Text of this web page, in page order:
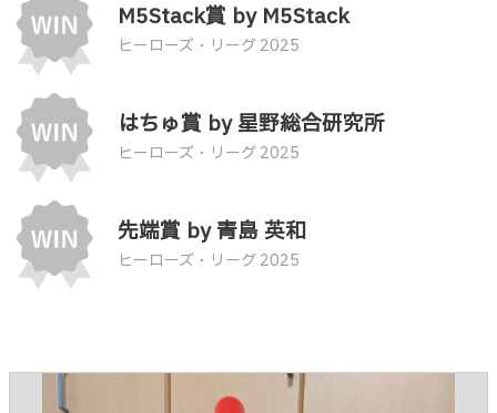
M5Stack賞 by M5Stack
ヒーローズ・リーグ 2025
はちゅ賞 by 星野総合研究所
ヒーローズ・リーグ 2025
先端賞 by 青島 英和
ヒーローズ・リーグ 2025